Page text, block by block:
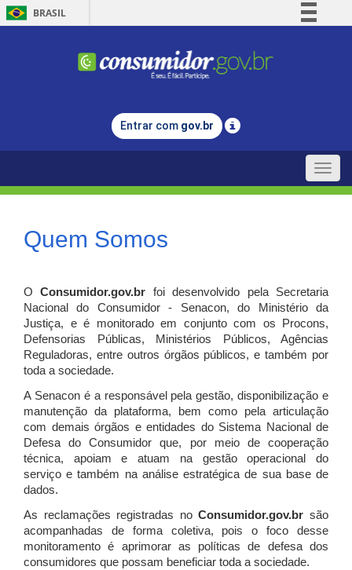
BRASIL
Comunica BR
Legislação
Entrar com gov.br
Toggle
Quem Somos
OConsumidor.gov.br
foi desenvolvido pela Secretaria
Nacional do Consumidor - Senacon, do Ministério da
Justiça, e é monitorado em conjunto com os Procons,
Defensorias Públicas, Ministérios Públicos, Agências
Reguladoras, entre outros órgãos públicos, e também por
toda a sociedade.
A Senacon é a responsável pela gestão, disponibilização e
manutenção da plataforma, bem como pela articulação
com demais órgãos e entidades do Sistema Nacional de
Defesa do Consumidor que, por meio de cooperação
técnica, apoiam e atuam na gestão operacional do
serviço e também na análise estratégica de sua base de
dados.
As reclamações registradas noConsumidor.gov.br são
acompanhadas de forma coletiva, pois o foco desse
monitoramento é aprimorar as políticas de defesa dos
consumidores que possam beneficiar toda a sociedade.